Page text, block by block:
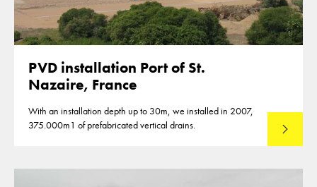
PVD installation Port of St.
Nazaire, France
With an installation depth up to 30m, we installed in 2007,
375.000m1 of prefabricated vertical drains.
Lees